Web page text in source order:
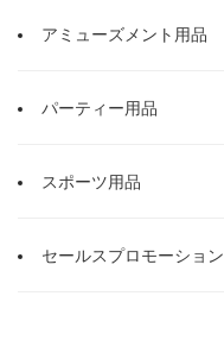
アミューズメント用品
パーティー用品
スポーツ用品
セールスプロモーション